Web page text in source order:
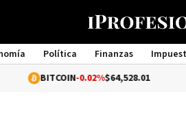
Política Finanzas
Management
-0.02%$64,528.01